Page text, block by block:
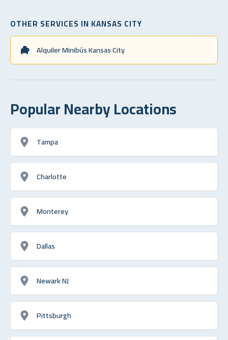
OTHER SERVICES IN KANSAS CITY
Alquiler Minibús Kansas City
Popular Nearby Locations
Tampa
Charlotte
Monterey
Dallas
Newark NJ
Pittsburgh